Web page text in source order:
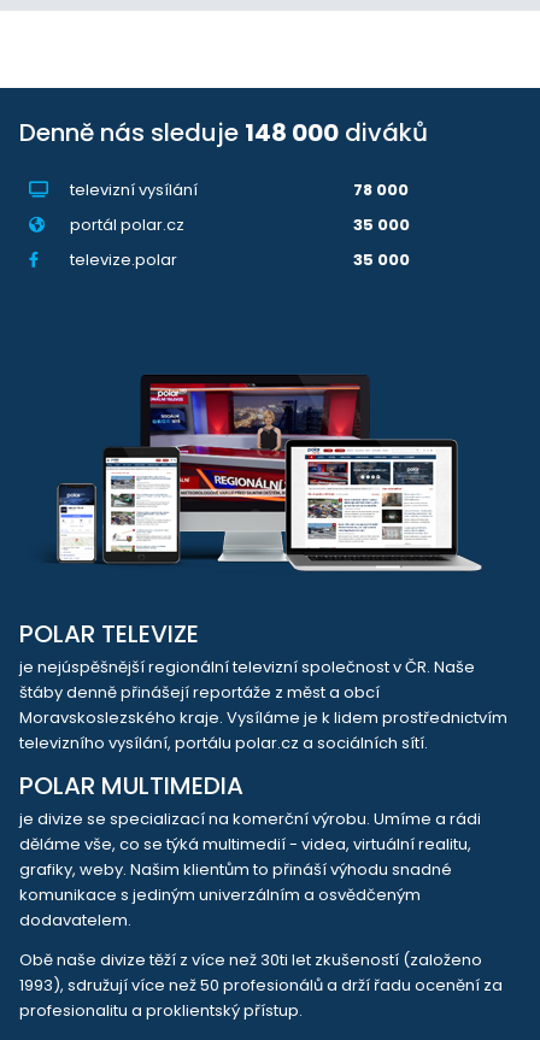
Denně nás sleduje 148 000 diváků
televizní vysílání
78 000
portál polar.cz
35 000
televize.polar
35 000
POLAR TELEVIZE
je nejúspěšnější regionální televizní společnost v ČR. Naše
štáby denně přinášejí reportáže z měst a obcí
Moravskoslezského kraje. Vysíláme je k lidem prostřednictvím
televizního vysílání, portálu polar.cz a sociálních sítí.
POLAR MULTIMEDIA
je divize se specializací na komerční výrobu. Umíme a rádi
děláme vše, co se týká multimedií - videa, virtuální realitu,
grafiky, weby. Našim klientům to přináší výhodu snadné
komunikace s jediným univerzálním a osvědčeným
dodavatelem.
Obě naše divize těží z více než 30ti let zkušeností (založeno
1993), sdružují více než 50 profesionálů a drží řadu ocenění za
profesionalitu a proklientský přístup.